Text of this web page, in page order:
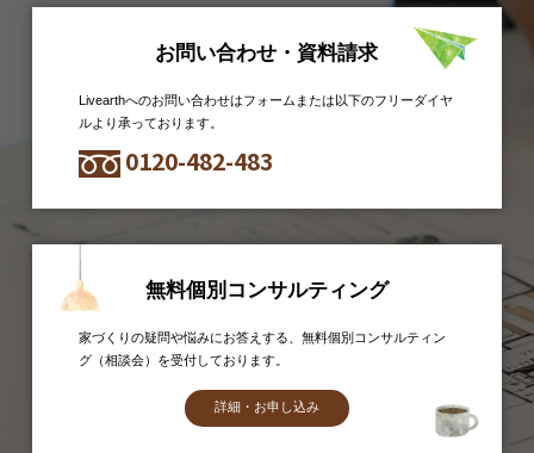
お問い合わせ・資料請求
Livearthへのお問い合わせはフォームまたは以下のフリーダイヤ
ルより承っております。
0120-482-483
無料個別コンサルティング
家づくりの疑問や悩みにお答えする、無料個別コンサルティン
グ（相談会）を受付しております。
詳細・お申し込み